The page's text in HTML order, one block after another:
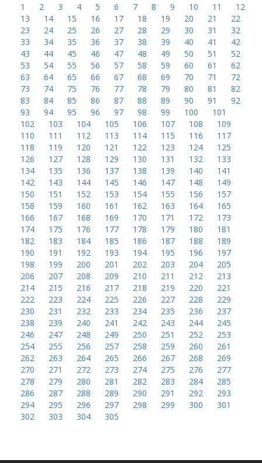
1 2 3 4 5 6 7 8 9 10 11
12
13
14 15 16 17 18 19 20 21
22
23
24 25 26 27 28 29 30 31
32
33
34 35 36 37 38 39 40 41
42
43
44 45 46 47 48 49 50 51
52
53
54 55 56 57 58 59 60 61
62
63
64 65 66 67 68 69 70 71
72
73
74 75 76 77 78 79 80 81
82
83
84 85 86 87 88 89 90 91
92
93
94 95 96 97 98 99 100
101
102
103 104 105 106 107 108
109
110
111 112 113 114 115 116
117
118
119 120 121 122 123 124
125
126
127 128 129 130 131 132
133
134
135 136 137 138 139 140
141
142
143 144 145 146 147 148
149
150
151 152 153 154 155 156
157
158
159 160 161 162 163 164
165
166
167 168 169 170 171 172
173
174
175 176 177 178 179 180
181
182
183 184 185 186 187 188
189
190
191 192 193 194 195 196
197
198
199 200 201 202 203 204
205
206
207 208 209 210 211 212
213
214
215 216 217 218 219 220
221
222
223 224 225 226 227 228
229
230
231 232 233 234 235 236
237
238
239 240 241 242 243 244
245
246
247 248 249 250 251 252
253
254
255 256 257 258 259 260
261
262
263 264 265 266 267 268
269
270
271 272 273 274 275 276
277
278
279 280 281 282 283 284
285
286
287 288 289 290 291 292
293
294
295 296 297 298 299 300
301
302
303 304 305